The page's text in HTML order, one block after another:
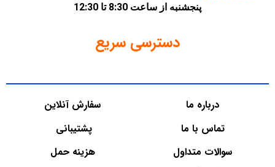
پنجشنبه از ساعت 8:30 تا 12:30
دسترسی سریع
درباره ما
تماس با ما
سوالات متداول
سفارش آنلاین
پشتیبانی
هزینه حمل